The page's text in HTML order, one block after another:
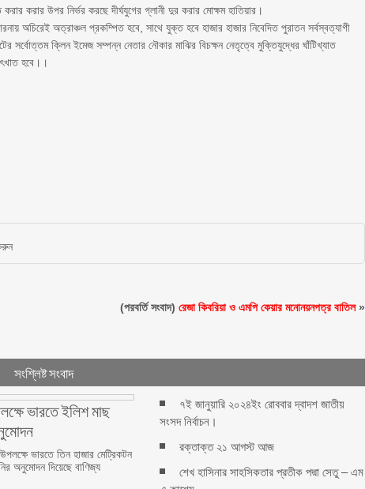
করার করার উপর নির্ভর করছে দীর্ঘযুগের গ্লানী দুর করার মোক্ষম হাতিয়ার।
অচিরেই অত্রাঞ্চল প্রকম্পিত হবে, সাথে যুক্ত হবে হাজার হাজার নিবেদিত পুরাতন সর্বস্বত্যাগী
সর্বোত্তম ক্লিন ইমেজ সম্পন্ন নেতার নৌকার মাঝির বিচক্ষন নেতৃত্বে মুক্তিযুদ্ধের ঘাঁটিখ্যাত
হবে।।
(পরবর্তি সংবাদ)রেজা কিবরিয়া ও এমপি কেয়ার মনোনয়নপত্র বাতিল»
সংশ্লিষ্ট সংবাদ
ভারতে ইলিশ মাছ
ভারতে তিন হাজার মেট্রিকটন
অনুমোদন দিয়েছে বাণিজ্য
৭ই জানুয়ারি ২০২৪ইং রোববার দ্বাদশ জাতীয়
সংসদ নির্বাচন।
রক্তাক্ত ২১ আগস্ট আজ
শেখ হাসিনার সাহসিকতার প্রতীক পদ্মা সেতু – এম